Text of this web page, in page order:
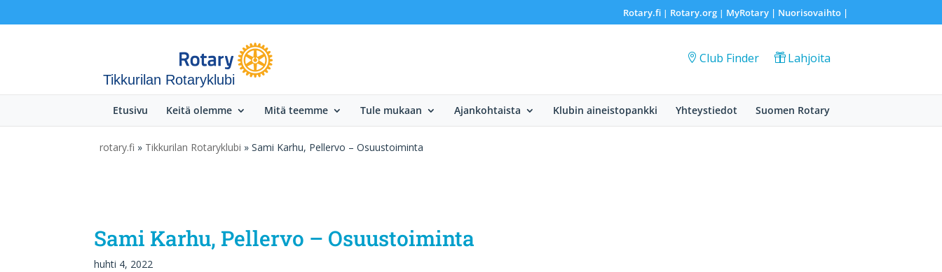
Rotary.fi| Rotary.org| MyRotary | Nuorisovaihto|
Tikkurilan Rotaryklubi
Club Finder Lahjoita
Etusivu Keitä olemme Mitä teemme Tule mukaan Ajankohtaista Klubin aineistopankki Yhteystiedot Suomen Rotary
rotary.fi » Tikkurilan Rotaryklubi » Sami Karhu, Pellervo – Osuustoiminta
Sami Karhu, Pellervo – Osuustoiminta
huhti 4, 2022